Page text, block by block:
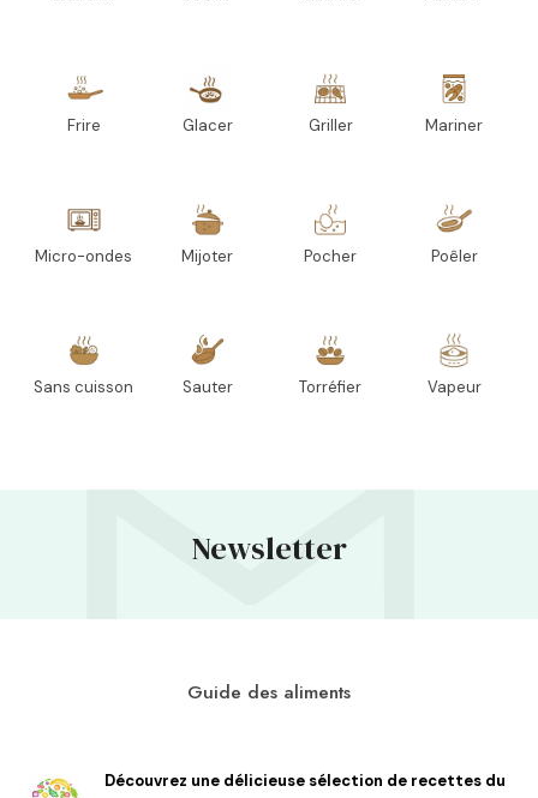
Frire Glacer Griller Mariner
Micro-ondes Mijoter Pocher Poêler
Sans cuisson Sauter Torréfier Vapeur
Newsletter
Guide des aliments
Découvrez une délicieuse sélection de recettes du